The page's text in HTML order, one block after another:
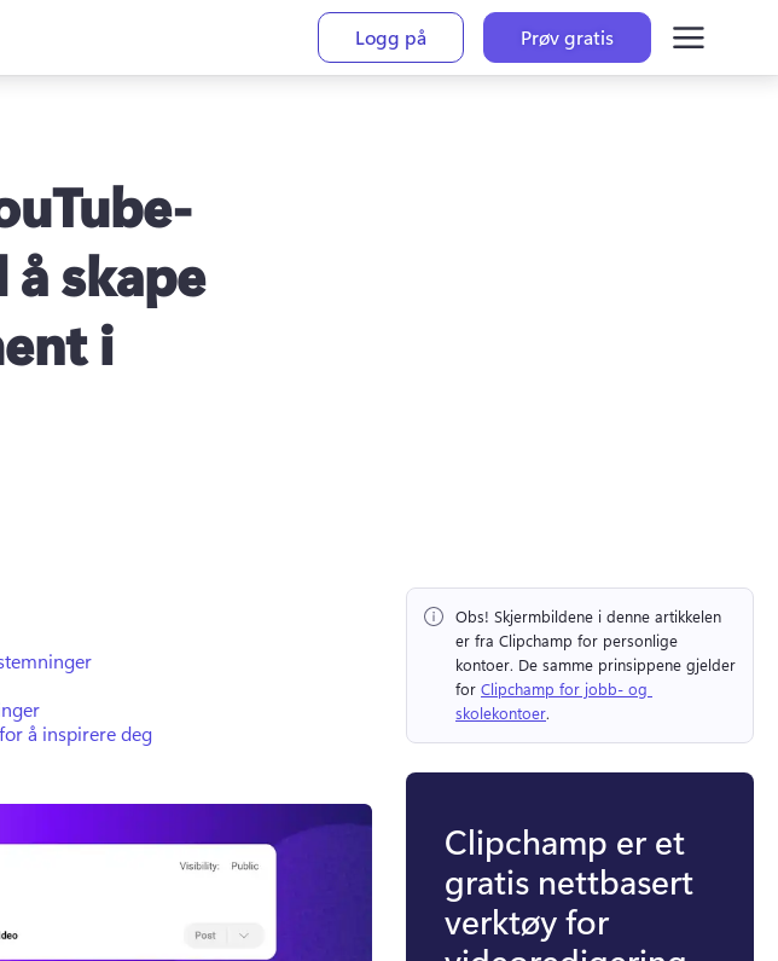
Logg på
Prøv gratis
skape
i
å inspirere deg
Obs! Skjermbildene i denne artikkelen
er fra Clipchamp for personlige
kontoer. De samme prinsippene gjelder
for Clipchamp for jobb- og
skolekontoer.
Clipchamp er et
gratis nettbasert
verktøy for